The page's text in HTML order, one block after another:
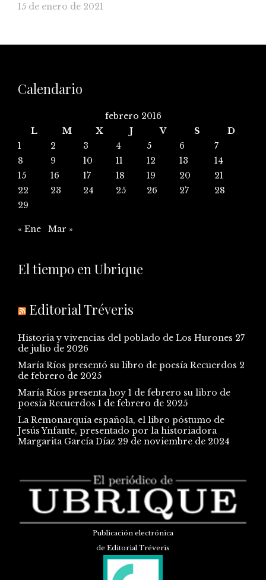
15 de enero de 2021
Calendario
febrero 2016
L
M X J V S
D
1
2 3 4 5 6
7
8
9 10 11 12 13
14
15
16 17 18 19 20
21
22
23 24 25 26 27
28
29
« Ene Mar »
El tiempo en Ubrique
Editorial Tréveris
Historia y vivencias del poblado de Los Hurones 27
de julio de 2026
María Ríos presentó su libro de poesía Recuerdos 2
de febrero de 2025
María Ríos presenta hoy 1 de febrero su libro de
poesía Recuerdos 1 de febrero de 2025
La Remonarquía española, el libro póstumo de
Jesús Ynfante, presentado por la historiadora
Margarita García Díaz 29 de noviembre de 2024
Publicación electrónica
de Editorial Tréveris